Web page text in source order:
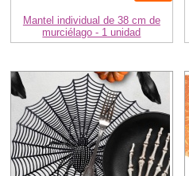
Mantel individual de 38 cm de
murciélago - 1 unidad